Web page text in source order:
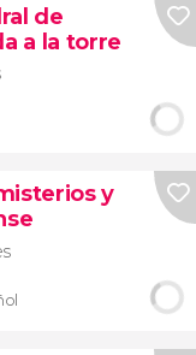
de
a la torre
y